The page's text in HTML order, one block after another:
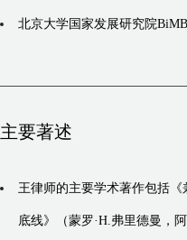
北京大学国家发展研究院
主要著述
王律师的主要学术著作包括《
底线》（蒙罗·H.弗里德曼，